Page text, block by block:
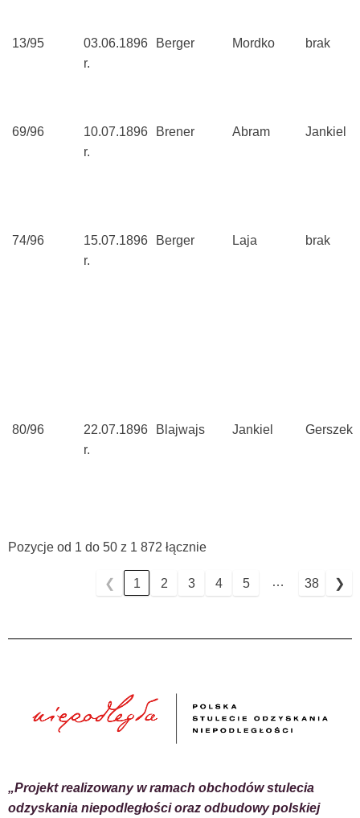
13/95
03.06.1896
r.
Berger Mordko brak
69/96
10.07.1896
r.
Brener Abram Jankiel
74/96
15.07.1896
r.
Berger Laja brak
80/96
22.07.1896
r.
Blajwajs Jankiel Gerszek
Pozycje od 1 do 50 z 1 872 łącznie
❮ 1 2 3 4 5 … 38 ❯
„Projekt realizowany w ramach obchodów stulecia
odzyskania niepodległości oraz odbudowy polskiej